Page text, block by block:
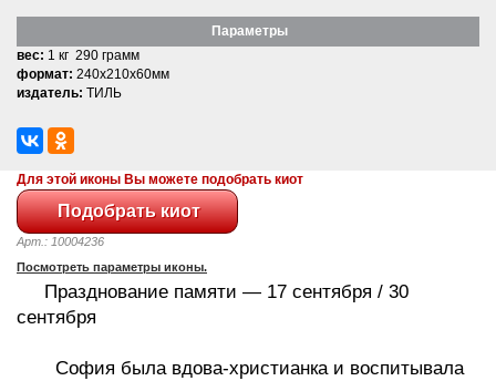
Параметры
вес: 1 кг 290 грамм
формат: 240x210x60мм
издатель: ТИЛЬ
Для этой иконы Вы можете подобрать киот
Арт.: 10004236
Посмотреть параметры иконы.
Празднование памяти — 17 сентября / 30
сентября
София была вдова-христианка и воспитывала